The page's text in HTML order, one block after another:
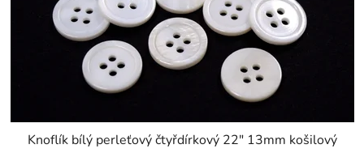
Knoflík bílý perleťový čtyřdírkový 22" 13mm košilový